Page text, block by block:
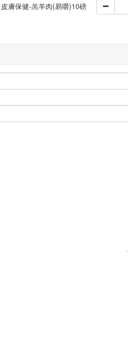
皮膚保健-羔羊肉(易嚼)10磅